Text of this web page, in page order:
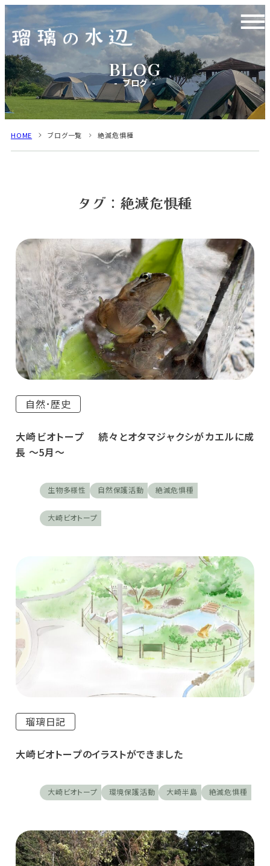
ブログ
HOME ブログ一覧 絶滅危惧種
タグ：絶滅危惧種
自然･歴史
大崎ビオトープ 続々とオタマジャクシがカエルに成
長 ～5月～
生物多様性 自然保護活動 絶滅危惧種
大崎ビオトープ
瑠璃日記
大崎ビオトープのイラストができました
大崎ビオトープ 環境保護活動 大崎半島 絶滅危惧種